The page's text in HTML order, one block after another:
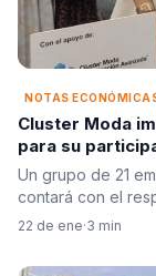
NOTAS
Cluster Moda
para su
Un grupo de 21
contará con el
22 de ene·3 min